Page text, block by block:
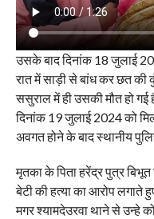
उसके बाद दिनांक 18 जुलाई
रात में साड़ी से बांध कर छत की
ससुराल में ही उसकी मौत हो
दिनांक 19 जुलाई 2024 को
अवगत होने के बाद स्थानीय
मृतका के पिता हरेंद्र पुत्र
बेटी की हत्या का आरोप लगाते
मगर श्यामदेउरवा थाने से उन्हे